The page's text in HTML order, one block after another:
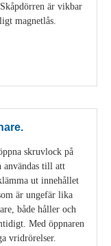
är vikbar
magnetlås.
skruvlock på
användas till att
ut innehållet
är ungefär lika
både håller och
Med öppnaren
vridrörelser.